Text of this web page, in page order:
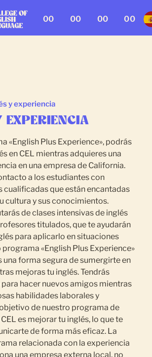
00 00 00 00
y experiencia
EXPERIENCIA
«English Plus Experience», podrás
en CEL mientras adquieres una
en una empresa de California.
a los estudiantes con
cualificadas que están encantadas
cultura y sus conocimientos.
de clases intensivas de inglés
titulados, que te ayudarán
para aplicarlo en situaciones
programa «English Plus Experience»
una forma segura de sumergirte en
mejoras tu inglés. Tendrás
hacer nuevos amigos mientras
habilidades laborales y
de nuestro programa de
es mejorar tu inglés, lo que te
de forma más eficaz. La
relacionada con la experiencia
una empresa externa local, no